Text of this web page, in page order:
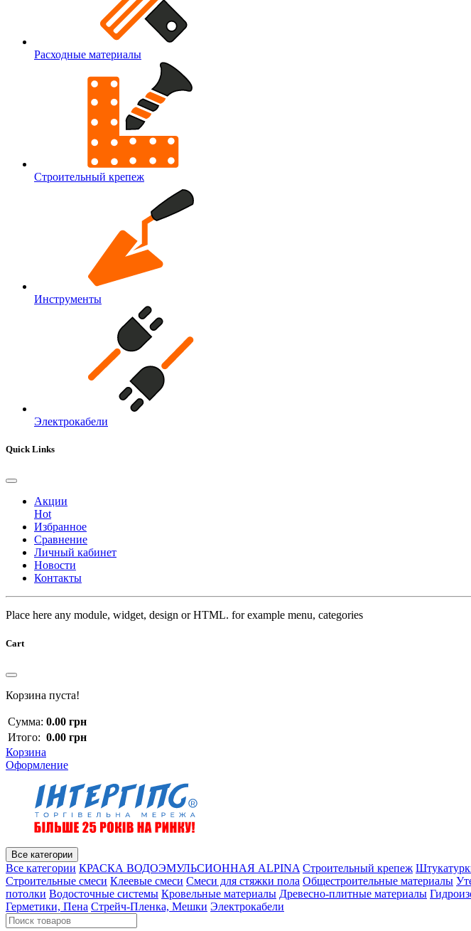
Расходные материалы
Строительный крепеж
Инструменты
Электрокабели
Quick Links
Акции
Hot
Избранное
Сравнение
Личный кабинет
Новости
Контакты
Place here any module, widget, design or HTML. for example menu, categories
Cart
Корзина пуста!
Сумма: 0.00 грн
Итого: 0.00 грн
Корзина
Оформление
Все категории
Все категории КРАСКА ВОДОЭМУЛЬСИОННАЯ ALPINA Строительный крепеж
Строительные смеси Клеевые смеси Смеси для стяжки пола Общестроительные материалы
потолки Водосточные системы Кровельные материалы Древесно-плитные материалы
Герметики, Пена Стрейч-Пленка, Мешки Электрокабели